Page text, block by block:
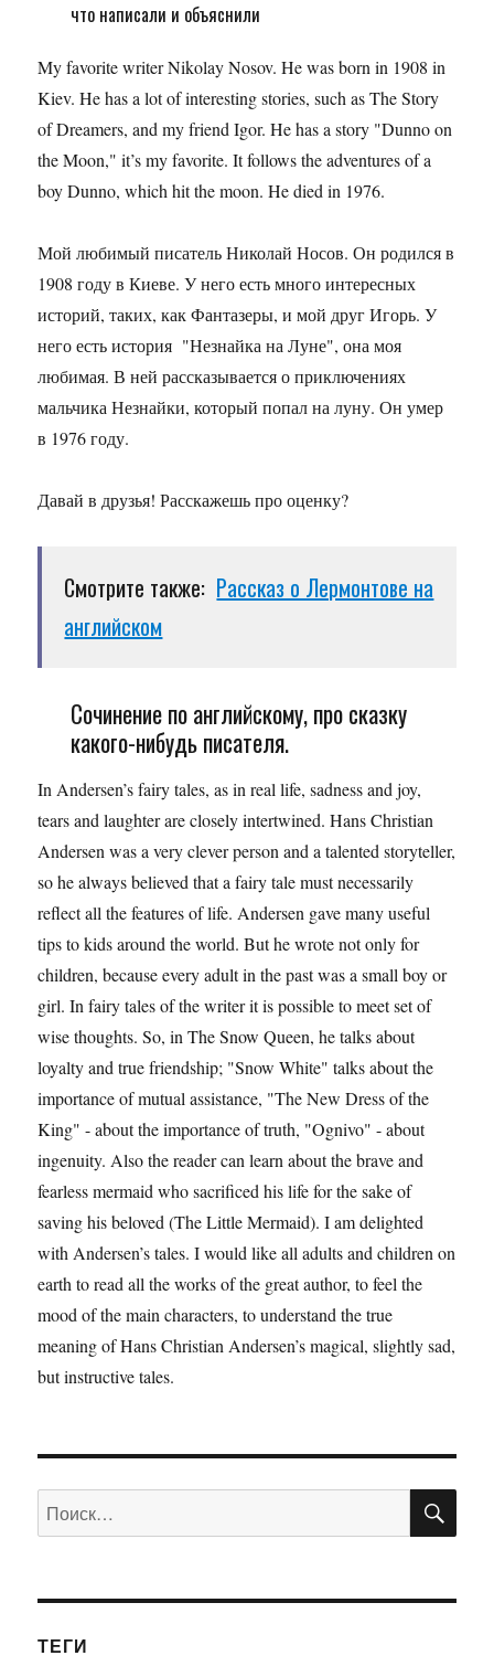
что написали и объяснили
My favorite writer Nikolay Nosov. He was born in 1908 in
Kiev. He has a lot of interesting stories, such as The Story
of Dreamers, and my friend Igor. He has a story "Dunno on
the Moon," it’s my favorite. It follows the adventures of a
boy Dunno, which hit the moon. He died in 1976.
Мой любимый писатель Николай Носов. Он родился в
1908 году в Киеве. У него есть много интересных
историй, таких, как Фантазеры, и мой друг Игорь. У
него есть история "Незнайка на Луне", она моя
любимая. В ней рассказывается о приключениях
мальчика Незнайки, который попал на луну. Он умер
в 1976 году.
Давай в друзья! Расскажешь про оценку?
Смотрите также: Рассказ о Лермонтове на
английском
Сочинение по английскому, про сказку
какого-нибудь писателя.
In Andersen’s fairy tales, as in real life, sadness and joy,
tears and laughter are closely intertwined. Hans Christian
Andersen was a very clever person and a talented storyteller,
so he always believed that a fairy tale must necessarily
reflect all the features of life. Andersen gave many useful
tips to kids around the world. But he wrote not only for
children, because every adult in the past was a small boy or
girl. In fairy tales of the writer it is possible to meet set of
wise thoughts. So, in The Snow Queen, he talks about
loyalty and true friendship; "Snow White" talks about the
importance of mutual assistance, "The New Dress of the
King" - about the importance of truth, "Ognivo" - about
ingenuity. Also the reader can learn about the brave and
fearless mermaid who sacrificed his life for the sake of
saving his beloved (The Little Mermaid). I am delighted
with Andersen’s tales. I would like all adults and children on
earth to read all the works of the great author, to feel the
mood of the main characters, to understand the true
meaning of Hans Christian Andersen’s magical, slightly sad,
but instructive tales.
Искать:
ТЕГИ